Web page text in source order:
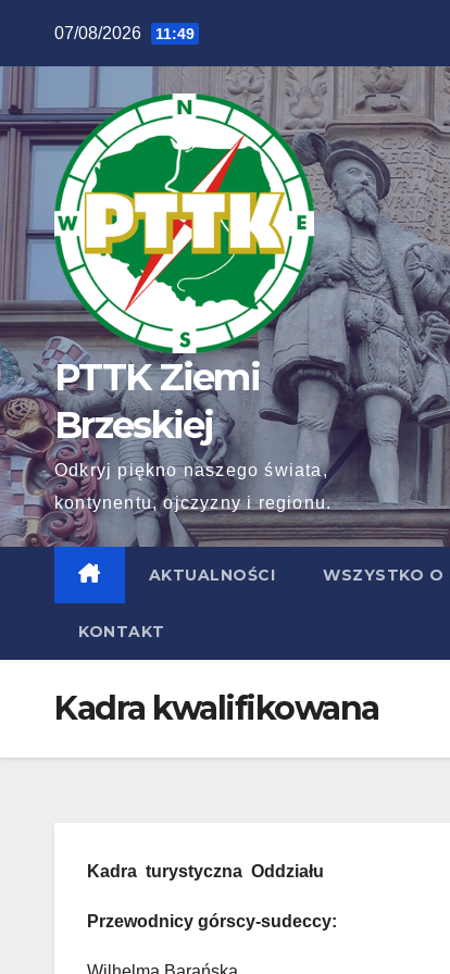
07/08/2026 11:49
PTTK Ziemi
Brzeskiej
Odkryj piękno naszego świata,
kontynentu, ojczyzny i regionu.
AKTUALNOŚCI WSZYSTKO O
KONTAKT
Kadra kwalifikowana
Kadra turystyczna Oddziału
Przewodnicy górscy-sudeccy: